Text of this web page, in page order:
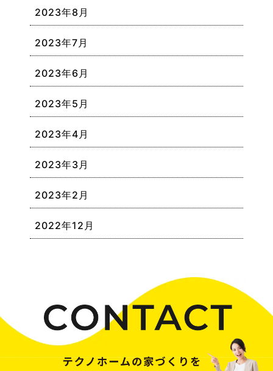
2023年8月
2023年7月
2023年6月
2023年5月
2023年4月
2023年3月
2023年2月
2022年12月